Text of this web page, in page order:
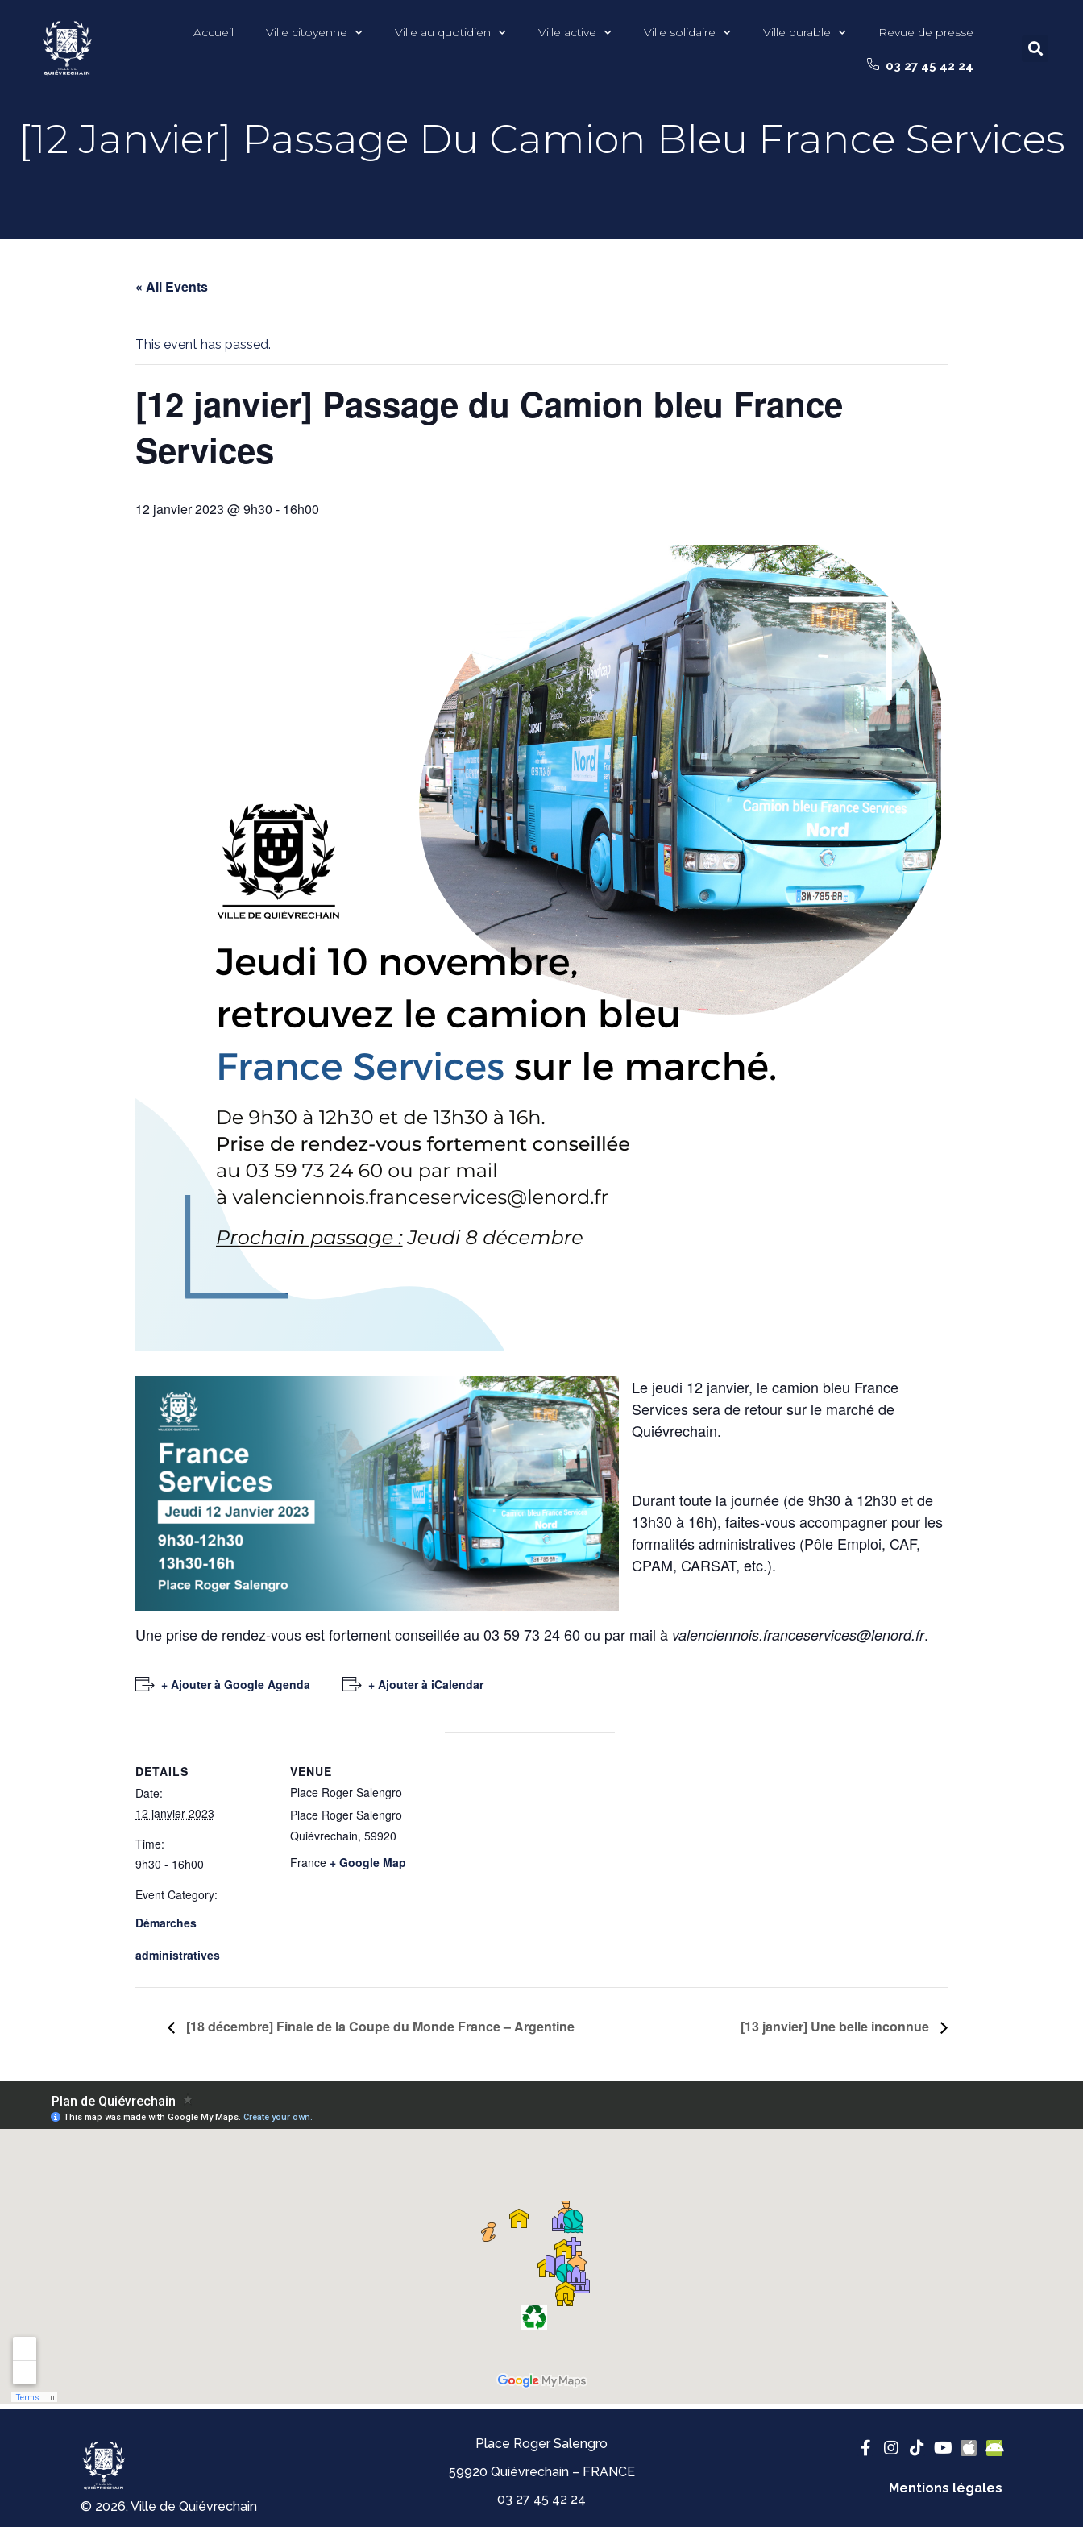
Accueil Ville citoyenne Ville au quotidien Ville active Ville solidaire Ville durable Revue de presse
03 27 45 42 24
[12 Janvier] Passage Du Camion Bleu France Services
« All Events
This event has passed.
[12 janvier] Passage du Camion bleu France
Services
12 janvier 2023 @ 9h30 - 16h00
Le jeudi 12 janvier, le camion bleu France
Services sera de retour sur le marché de
Quiévrechain.
Durant toute la journée (de 9h30 à 12h30 et de
13h30 à 16h), faites-vous accompagner pour les
formalités administratives (Pôle Emploi, CAF,
CPAM, CARSAT, etc.).
Une prise de rendez-vous est fortement conseillée au 03 59 73 24 60 ou par mail à valenciennois.franceservices@lenord.fr.
+ Ajouter à Google Agenda + Ajouter à iCalendar
DETAILS
Date:
12 janvier 2023
Time:
9h30 - 16h00
Event Category:
Démarches
administratives
VENUE
Place Roger Salengro
Place Roger Salengro
Quiévrechain, 59920
France + Google Map
[18 décembre] Finale de la Coupe du Monde France – Argentine [13 janvier] Une belle inconnue
© 2026, Ville de Quiévrechain
Place Roger Salengro
59920 Quiévrechain – FRANCE
03 27 45 42 24
Mentions légales